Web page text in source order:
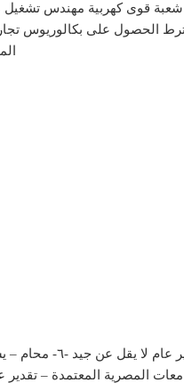
شعبة قوى كهربية مهندس
الحصول على بكالوريوس
كيميائي – يشترط الحصول
المصرية المعتمدة – تقدير